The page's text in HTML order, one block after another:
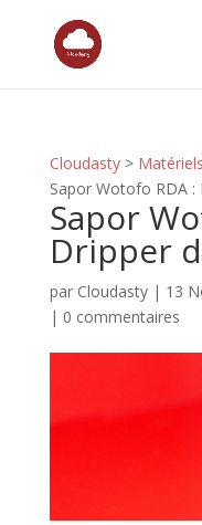
Cloudasty> Matériels
Sapor Wotofo RDA
Sapor
Dripper
par Cloudasty| 13
| 0 commentaires